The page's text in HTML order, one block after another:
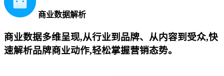
商业数据解析
商业数据多维呈现,从行业到品牌、从内容到受众,快
速解析品牌商业动作,轻松掌握营销态势。